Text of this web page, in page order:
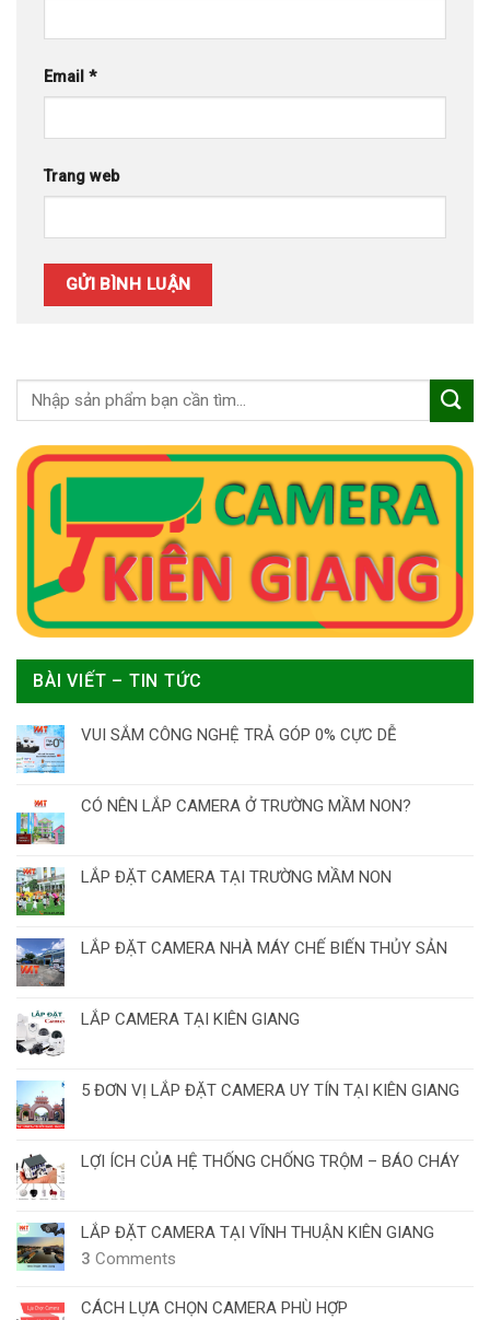
BÀI VIẾT – TIN TỨC
VUI SẮM CÔNG NGHỆ TRẢ GÓP 0% CỰC DỄ
CÓ NÊN LẮP CAMERA Ở TRƯỜNG MẦM NON?
LẮP ĐẶT CAMERA TẠI TRƯỜNG MẦM NON
LẮP ĐẶT CAMERA NHÀ MÁY CHẾ BIẾN THỦY SẢN
LẮP CAMERA TẠI KIÊN GIANG
5 ĐƠN VỊ LẮP ĐẶT CAMERA UY TÍN TẠI KIÊN GIANG
LỢI ÍCH CỦA HỆ THỐNG CHỐNG TRỘM – BÁO CHÁY
LẮP ĐẶT CAMERA TẠI VĨNH THUẬN KIÊN GIANG
3 Comments
CÁCH LỰA CHỌN CAMERA PHÙ HỢP
Email *
Trang web